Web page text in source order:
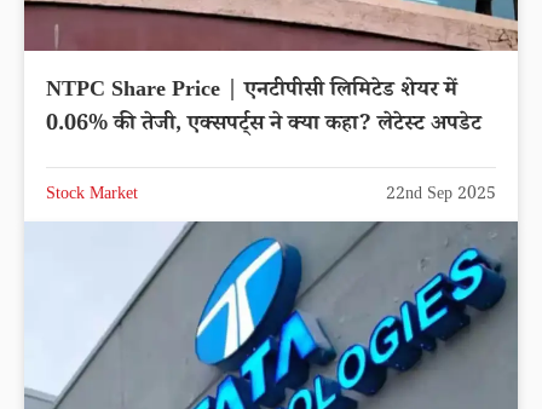
NTPC Share Price | एनटीपीसी लिमिटेड शेयर में
0.06% की तेजी, एक्सपर्ट्स ने क्या कहा? लेटेस्ट अपडेट
Stock Market 22nd Sep 2025